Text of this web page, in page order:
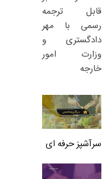
قابل ترجمه
رسمی با مهر
دادگستری و
وزارت امور
خارجه
سرآشپز حرفه ای